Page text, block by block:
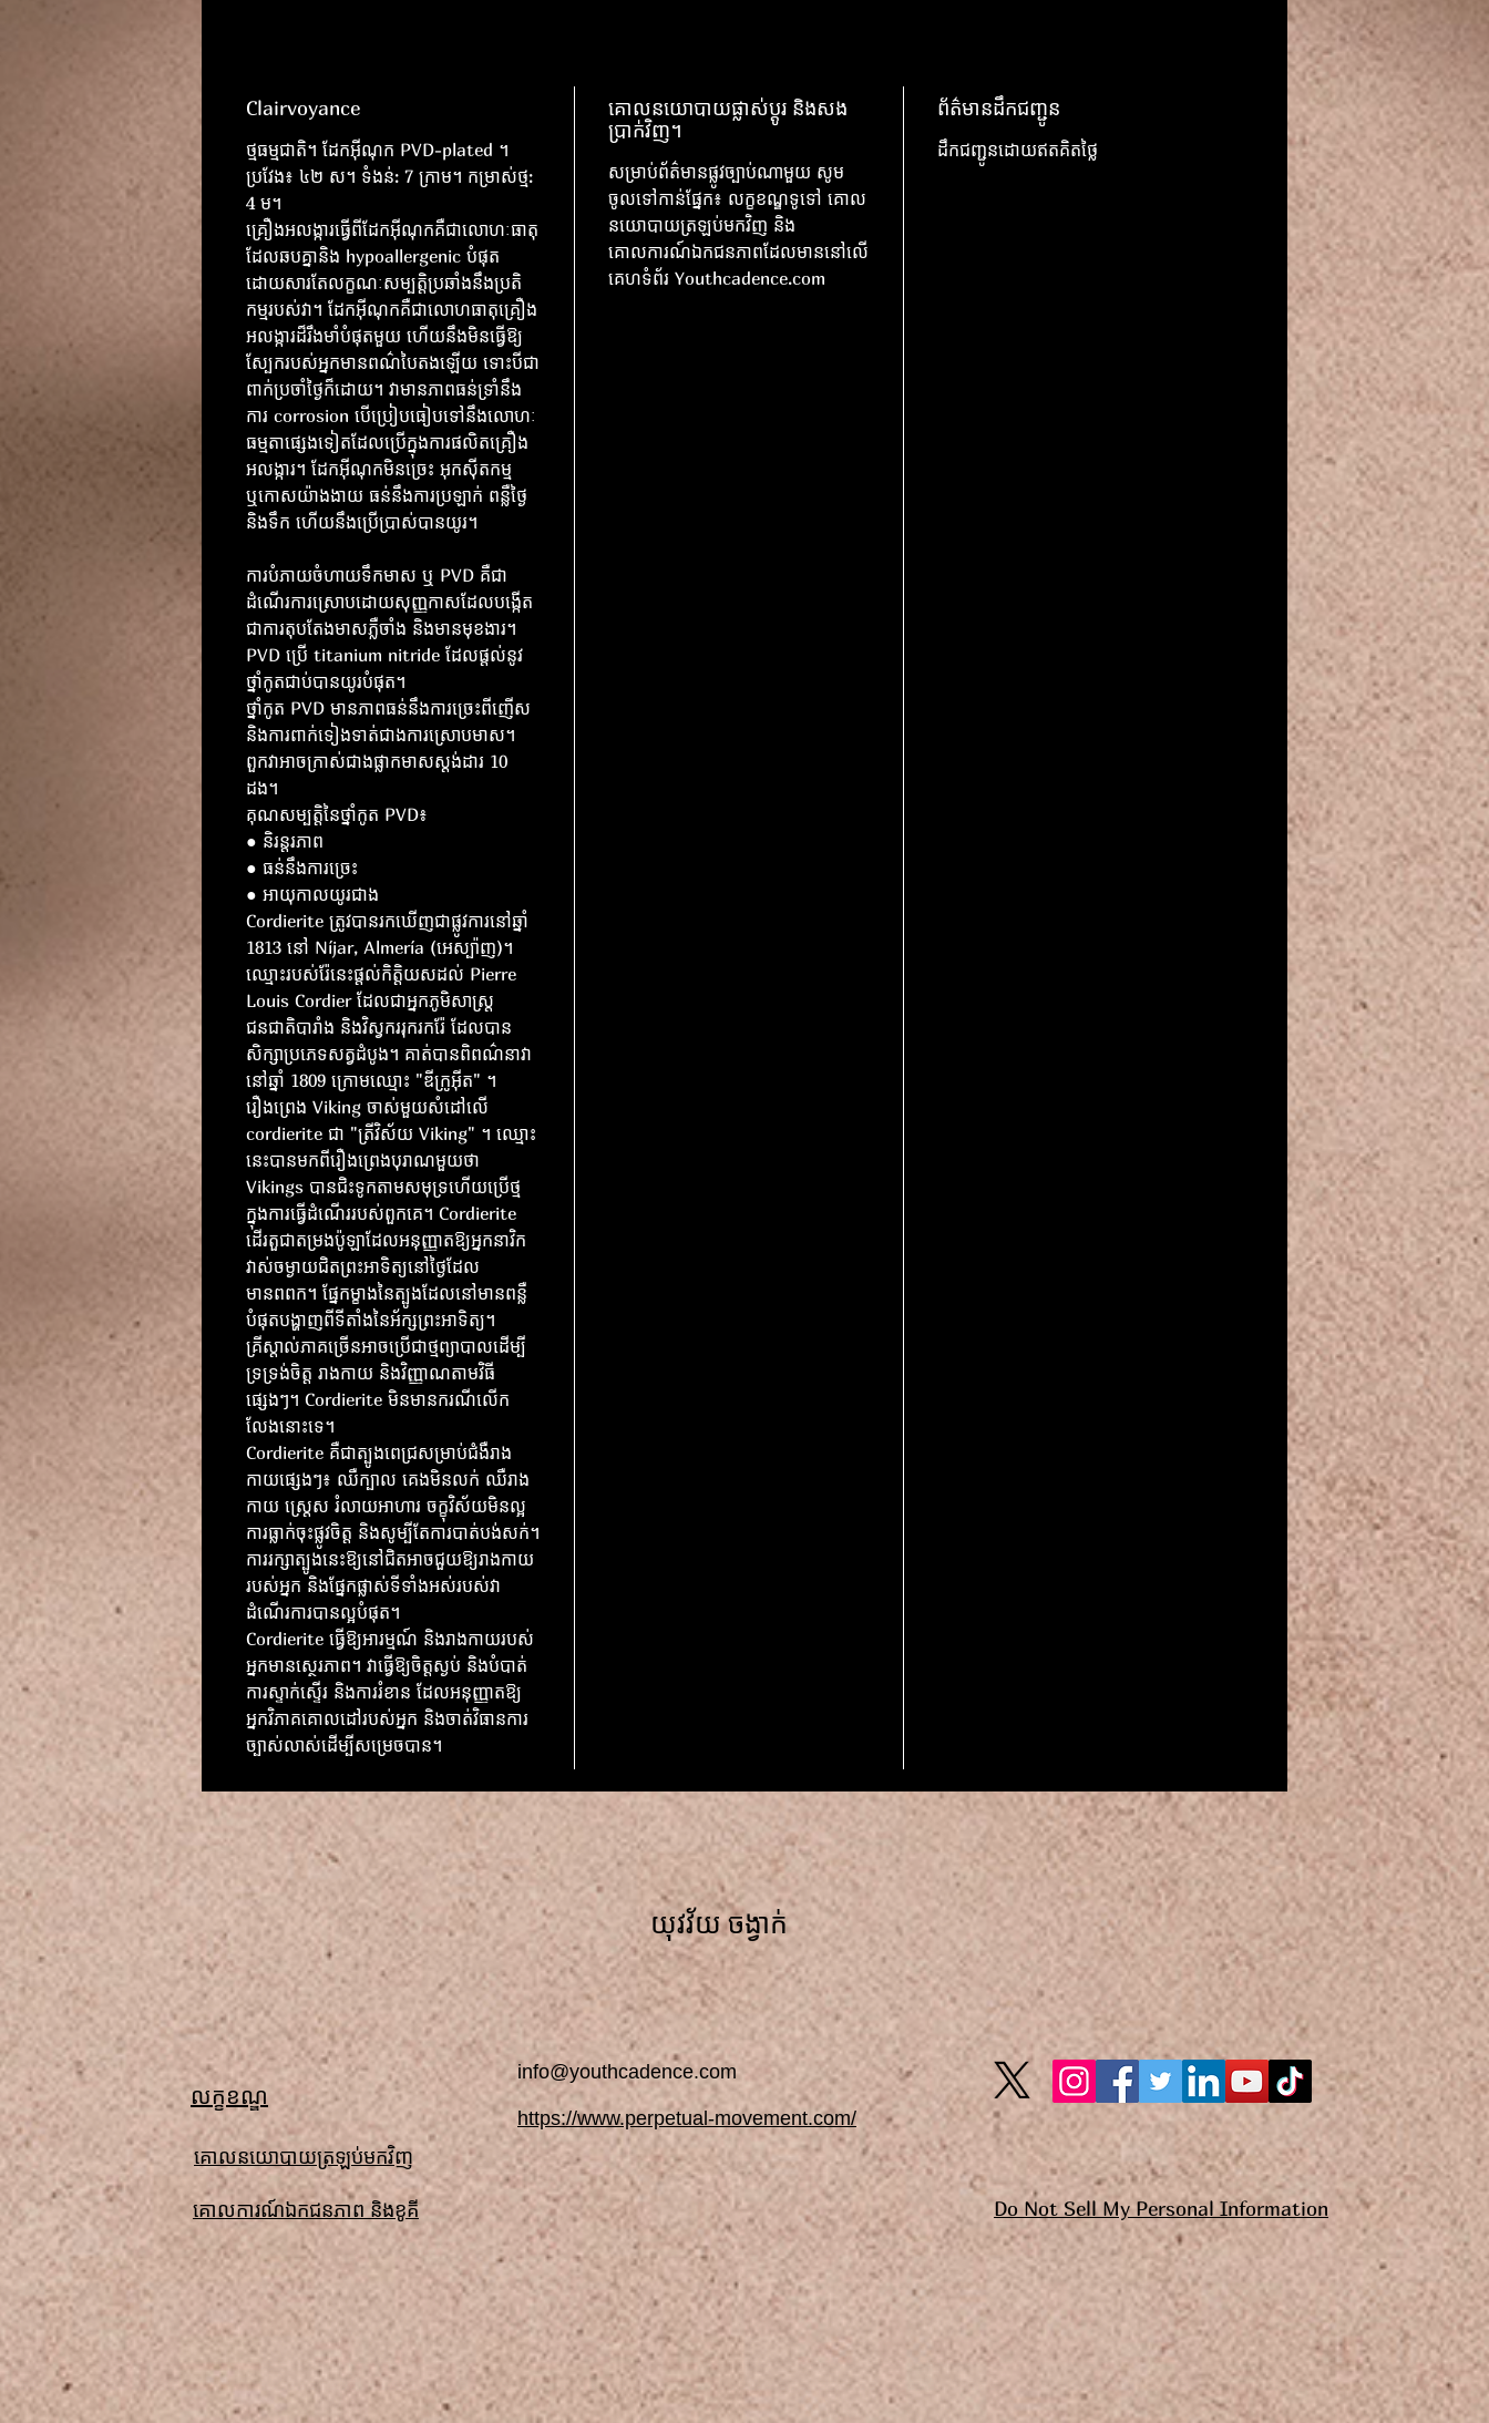
Clairvoyance
ថ្មធម្មជាតិ។ ដែកអ៊ីណុក PVD-plated ។
ប្រវែង៖ ៤២ ស។ ទំងន់: 7 ក្រាម។ កម្រាស់ថ្ម:
4 ម។
គ្រឿងអលង្ការធ្វើពីដែកអ៊ីណុកគឺជាលោហៈធាតុ
ដែលឆបគ្នានិង hypoallergenic បំផុត
ដោយសារតែលក្ខណៈសម្បត្តិប្រឆាំងនឹងប្រតិ
កម្មរបស់វា។ ដែកអ៊ីណុកគឺជាលោហធាតុគ្រឿង
អលង្ការដ៏រឹងមាំបំផុតមួយ ហើយនឹងមិនធ្វើឱ្យ
ស្បែករបស់អ្នកមានពណ៌បៃតងឡើយ ទោះបីជា
ពាក់ប្រចាំថ្ងៃក៏ដោយ។ វាមានភាពធន់ទ្រាំនឹង
ការ corrosion បើប្រៀបធៀបទៅនឹងលោហៈ
ធម្មតាផ្សេងទៀតដែលប្រើក្នុងការផលិតគ្រឿង
អលង្ការ។ ដែកអ៊ីណុកមិនច្រេះ អុកស៊ីតកម្ម
ឬកោសយ៉ាងងាយ ធន់នឹងការប្រឡាក់ ពន្លឺថ្ងៃ
និងទឹក ហើយនឹងប្រើប្រាស់បានយូរ។
ការបំភាយចំហាយទឹកមាស ឬ PVD គឺជា
ដំណើរការស្រោបដោយសុញ្ញកាសដែលបង្កើត
ជាការតុបតែងមាសភ្លឺចាំង និងមានមុខងារ។
PVD ប្រើ titanium nitride ដែលផ្តល់នូវ
ថ្នាំកូតជាប់បានយូរបំផុត។
ថ្នាំកូត PVD មានភាពធន់នឹងការច្រេះពីញើស
និងការពាក់ទៀងទាត់ជាងការស្រោបមាស។
ពួកវាអាចក្រាស់ជាងផ្លាកមាសស្តង់ដារ 10
ដង។
គុណសម្បត្តិនៃថ្នាំកូត PVD៖
● និរន្តរភាព
● ធន់នឹងការច្រេះ
● អាយុកាលយូរជាង
Cordierite ត្រូវបានរកឃើញជាផ្លូវការនៅឆ្នាំ
1813 នៅ Níjar, Almería (អេស្ប៉ាញ)។
ឈ្មោះរបស់រ៉ែនេះផ្តល់កិត្តិយសដល់ Pierre
Louis Cordier ដែលជាអ្នកភូមិសាស្ត្រ
ជនជាតិបារាំង និងវិស្វកររុករករ៉ែ ដែលបាន
សិក្សាប្រភេទសត្វដំបូង។ គាត់បានពិពណ៌នាវា
នៅឆ្នាំ 1809 ក្រោមឈ្មោះ "ឌីក្រូអ៊ីត" ។
រឿងព្រេង Viking ចាស់មួយសំដៅលើ
cordierite ជា "ត្រីវិស័យ Viking" ។ ឈ្មោះ
នេះបានមកពីរឿងព្រេងបុរាណមួយថា
Vikings បានជិះទូកតាមសមុទ្រហើយប្រើថ្ម
ក្នុងការធ្វើដំណើររបស់ពួកគេ។ Cordierite
ដើរតួជាតម្រងប៉ូឡាដែលអនុញ្ញាតឱ្យអ្នកនាវិក
វាស់ចម្ងាយជិតព្រះអាទិត្យនៅថ្ងៃដែល
មានពពក។ ផ្នែកម្ខាងនៃត្បូងដែលនៅមានពន្លឺ
បំផុតបង្ហាញពីទីតាំងនៃអ័ក្សព្រះអាទិត្យ។
គ្រីស្តាល់​ភាគច្រើន​អាច​ប្រើ​ជា​ថ្ម​ព្យាបាល​ដើម្បី​
ទ្រទ្រង់​ចិត្ត រាងកាយ និង​វិញ្ញាណ​តាម​វិធី​
ផ្សេងៗ។ Cordierite មិនមានករណីលើក
លែងនោះទេ។
Cordierite គឺជាត្បូងពេជ្រសម្រាប់ជំងឺរាង
កាយផ្សេងៗ៖ ឈឺក្បាល គេងមិនលក់ ឈឺរាង
កាយ ស្ត្រេស រំលាយអាហារ ចក្ខុវិស័យមិនល្អ
ការធ្លាក់ចុះផ្លូវចិត្ត និងសូម្បីតែការបាត់បង់សក់។
ការរក្សាត្បូងនេះឱ្យនៅជិតអាចជួយឱ្យរាងកាយ
របស់អ្នក និងផ្នែកផ្លាស់ទីទាំងអស់របស់វា
ដំណើរការបានល្អបំផុត។
Cordierite ធ្វើឱ្យអារម្មណ៍ និងរាងកាយរបស់
អ្នកមានស្ថេរភាព។ វាធ្វើឱ្យចិត្តស្ងប់ និងបំបាត់
ការស្ទាក់ស្ទើរ និងការរំខាន ដែលអនុញ្ញាតឱ្យ
អ្នកវិភាគគោលដៅរបស់អ្នក និងចាត់វិធានការ
ច្បាស់លាស់ដើម្បីសម្រេចបាន។
គោលនយោបាយផ្លាស់ប្តូរ និងសង
ប្រាក់វិញ។
សម្រាប់ព័ត៌មានផ្លូវច្បាប់ណាមួយ សូម
ចូលទៅកាន់ផ្នែក៖ លក្ខខណ្ឌទូទៅ គោល
នយោបាយត្រឡប់មកវិញ និង
គោលការណ៍ឯកជនភាពដែលមាននៅលើ
គេហទំព័រ Youthcadence.com
ព័ត៌មានដឹកជញ្ជូន
ដឹកជញ្ជូនដោយឥតគិតថ្លៃ
យុវវ័យ ចង្វាក់
លក្ខខណ្ឌ
គោលនយោបាយត្រឡប់មកវិញ
គោលការណ៍ឯកជនភាព និងខូគី
info@youthcadence.com
https://www.perpetual-movement.com/
Do Not Sell My Personal Information